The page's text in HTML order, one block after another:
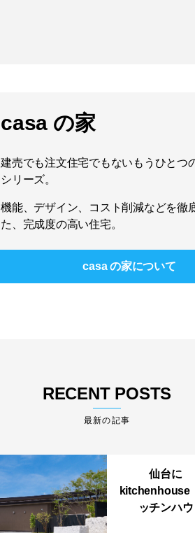
casa の家
建売でも注文住宅でもないもうひとつ
シリーズ。
機能、デザイン、コスト削減などを徹
た、完成度の高い住宅。
casa の家について
RECENT POSTS
最新の記事
仙台に
kitchenhouse
ッチンハウ